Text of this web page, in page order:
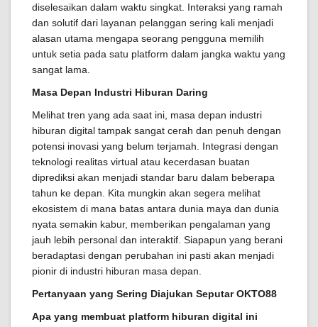
diselesaikan dalam waktu singkat. Interaksi yang ramah
dan solutif dari layanan pelanggan sering kali menjadi
alasan utama mengapa seorang pengguna memilih
untuk setia pada satu platform dalam jangka waktu yang
sangat lama.
Masa Depan Industri Hiburan Daring
Melihat tren yang ada saat ini, masa depan industri
hiburan digital tampak sangat cerah dan penuh dengan
potensi inovasi yang belum terjamah. Integrasi dengan
teknologi realitas virtual atau kecerdasan buatan
diprediksi akan menjadi standar baru dalam beberapa
tahun ke depan. Kita mungkin akan segera melihat
ekosistem di mana batas antara dunia maya dan dunia
nyata semakin kabur, memberikan pengalaman yang
jauh lebih personal dan interaktif. Siapapun yang berani
beradaptasi dengan perubahan ini pasti akan menjadi
pionir di industri hiburan masa depan.
Pertanyaan yang Sering Diajukan Seputar OKTO88
Apa yang membuat platform hiburan digital ini